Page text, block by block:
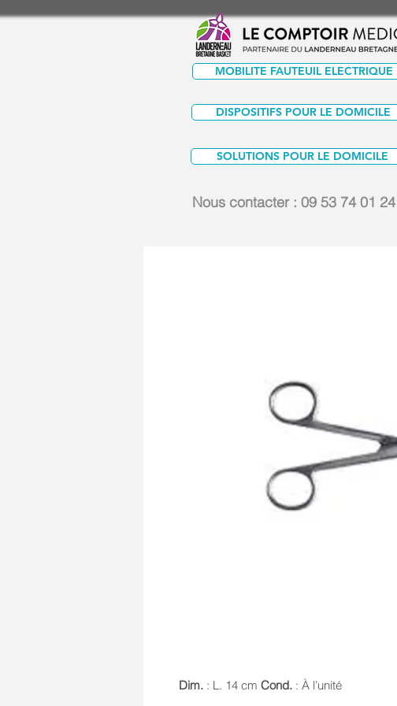
MOBILITE FAUTEUIL ELECTRIQUE
DISPOSITIFS POUR LE DOMICILE
Nous contacter : 09 53 74 01 24
SOLUTIONS POUR LE DOMICILE
Dim. : L. 14 cm Cond. : À l’unité